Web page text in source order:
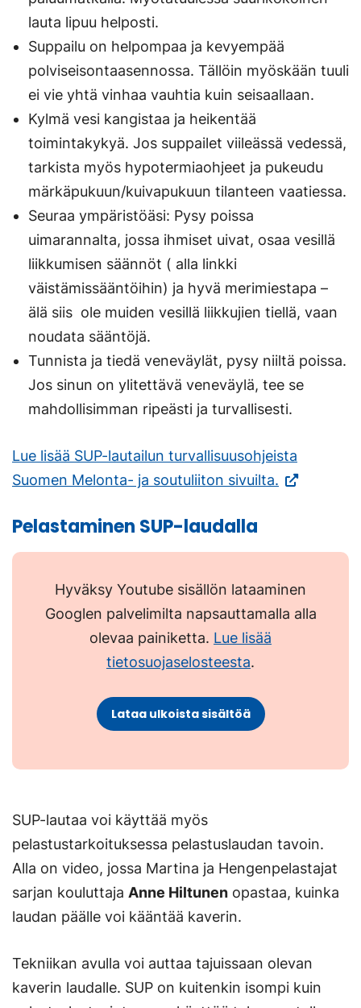
lauta lipuu helposti.
Suppailu on helpompaa ja kevyempää
polviseisontaasennossa. Tällöin myöskään tuuli
ei vie yhtä vinhaa vauhtia kuin seisaallaan.
Kylmä vesi kangistaa ja heikentää
toimintakykyä. Jos suppailet viileässä vedessä,
tarkista myös hypotermiaohjeet ja pukeudu
märkäpukuun/kuivapukuun tilanteen vaatiessa.
Seuraa ympäristöäsi: Pysy poissa
uimarannalta, jossa ihmiset uivat, osaa vesillä
liikkumisen säännöt ( alla linkki
väistämissääntöihin) ja hyvä merimiestapa –
älä siis ole muiden vesillä liikkujien tiellä, vaan
noudata sääntöjä.
Tunnista ja tiedä veneväylät, pysy niiltä poissa.
Jos sinun on ylitettävä veneväylä, tee se
mahdollisimman ripeästi ja turvallisesti.
Lue lisää SUP-lautailun turvallisuusohjeista
Suomen Melonta- ja soutuliiton sivuilta. (Vieraile
Linkki
uuteen
välilehteen.)
Pelastaminen SUP-laudalla
Hyväksy Youtube sisällön lataaminen
Googlen palvelimilta napsauttamalla alla
olevaa painiketta. Lue lisää
tietosuojaselosteesta.
Lataa ulkoista sisältöä
SUP-lautaa voi käyttää myös
pelastustarkoituksessa pelastuslaudan tavoin.
Alla on video, jossa Martina ja Hengenpelastajat
sarjan kouluttaja Anne Hiltunen opastaa, kuinka
laudan päälle voi kääntää kaverin.
Tekniikan avulla voi auttaa tajuissaan olevan
kaverin laudalle. SUP on kuitenkin isompi kuin